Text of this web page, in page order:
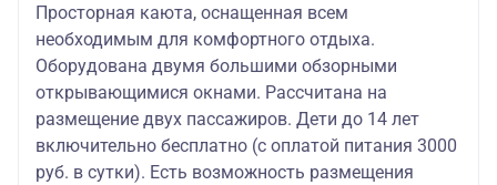
Просторная каюта, оснащенная всем
необходимым для комфортного отдыха.
Оборудована двумя большими обзорными
открывающимися окнами. Рассчитана на
размещение двух пассажиров. Дети до 14 лет
включительно бесплатно (с оплатой питания 3000
руб. в сутки). Есть возможность размещения